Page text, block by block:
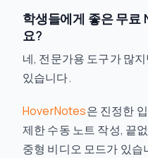
학생들에게 좋은 무료
요?
네, 전문가용 도구가 많
있습니다.
HoverNotes은 진정한
제한 수동 노트 작성, 끝
중형 비디오 모드가 있습